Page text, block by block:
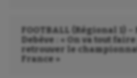
Voile
Wakeboard
FOOTBALL (Régional 1) –
Debève : « On va tout
retrouver le
France »